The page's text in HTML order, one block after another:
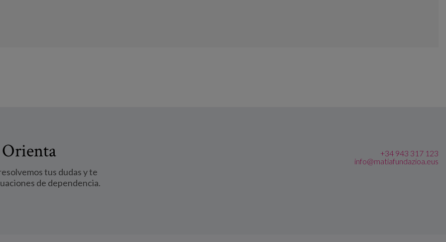
tus dudas y te
de dependencia.
+34 943 317 123
info@matiafundazioa.eus